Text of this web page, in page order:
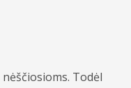
Todėl